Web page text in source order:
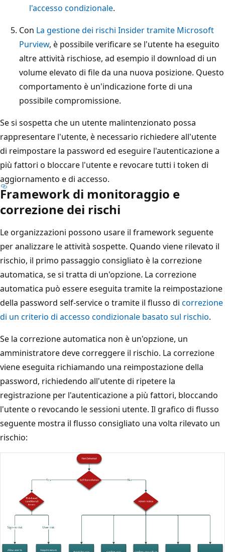
l'accesso condizionale.
Con La gestione dei rischi Insider tramite Microsoft
Purview, è possibile verificare se l'utente ha eseguito
altre attività rischiose, ad esempio il download di un
volume elevato di file da una nuova posizione. Questo
comportamento è un'indicazione forte di una
possibile compromissione.
Se si sospetta che un utente malintenzionato possa
rappresentare l'utente, è necessario richiedere all'utente
di reimpostare la password ed eseguire l'autenticazione a
più fattori o bloccare l'utente e revocare tutti i token di
aggiornamento e di accesso.
Framework di monitoraggio e
correzione dei rischi
Le organizzazioni possono usare il framework seguente
per analizzare le attività sospette. Quando viene rilevato il
rischio, il primo passaggio consigliato è la correzione
automatica, se si tratta di un'opzione. La correzione
automatica può essere eseguita tramite la reimpostazione
della password self-service o tramite il flusso di correzione
di un criterio di accesso condizionale basato sul rischio.
Se la correzione automatica non è un'opzione, un
amministratore deve correggere il rischio. La correzione
viene eseguita richiamando una reimpostazione della
password, richiedendo all'utente di ripetere la
registrazione per l'autenticazione a più fattori, bloccando
l'utente o revocando le sessioni utente. Il grafico di flusso
seguente mostra il flusso consigliato una volta rilevato un
rischio: